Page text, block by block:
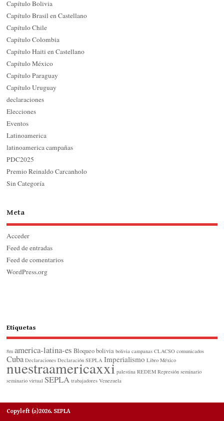
Capítulo Bolivia
Capítulo Brasil en Castellano
Capítulo Chile
Capítulo Colombia
Capítulo Haiti en Castellano
Capítulo México
Capítulo Paraguay
Capítulo Uruguay
declaraciones
Elecciones
Eventos
Latinoamerica
latinoamerica campañas
PDC2025
Premio Reinaldo Carcanholo
Sin Categoría
Meta
Acceder
Feed de entradas
Feed de comentarios
WordPress.org
Etiquetas
8m america-latina-es Bloqueo bolivia bolivia campanas CLACSO comunicados
Cuba Declaraciones Declaración SEPLA Imperialismo Libro México
nuestraamericaxxi palestina REDEM Represión seminario
seminario virtual SEPLA trabajadores Venezuela
Copyleft (ɔ)2026. SEPLA